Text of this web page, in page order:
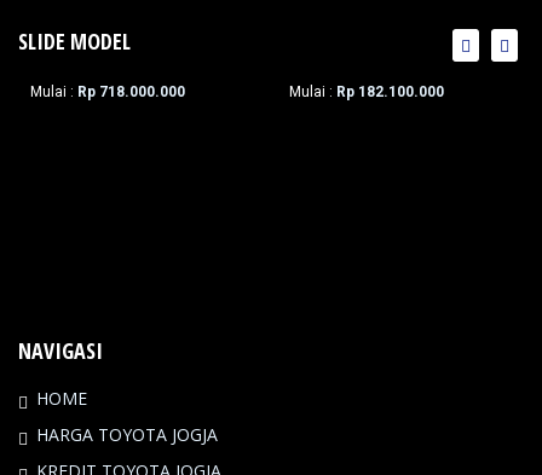
SLIDE MODEL
NEW FORTUNER
Mulai : Rp 718.000.000 Mulai : Rp 182.100.000
NAVIGASI
HOME
HARGA TOYOTA JOGJA
KREDIT TOYOTA JOGJA